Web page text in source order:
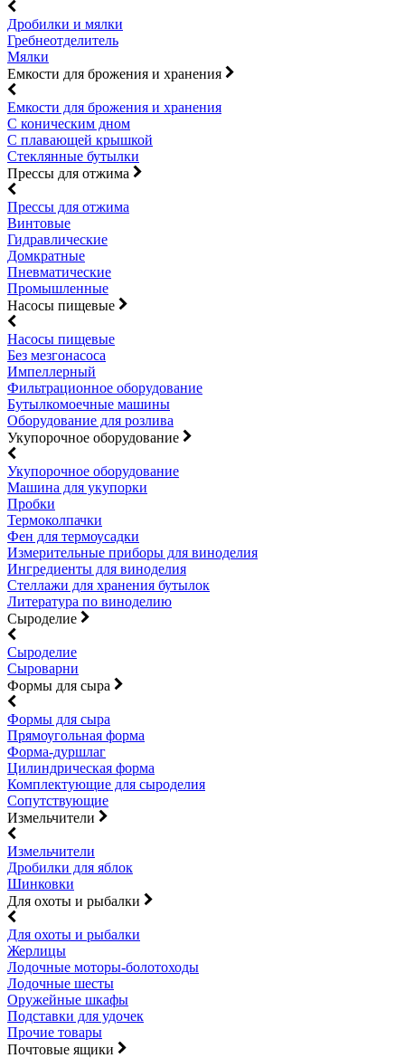
Дробилки и мялки
Гребнеотделитель
Мялки
Емкости для брожения и хранения
Емкости для брожения и хранения
С коническим дном
С плавающей крышкой
Стеклянные бутылки
Прессы для отжима
Прессы для отжима
Винтовые
Гидравлические
Домкратные
Пневматические
Промышленные
Насосы пищевые
Насосы пищевые
Без мезгонасоса
Импеллерный
Фильтрационное оборудование
Бутылкомоечные машины
Оборудование для розлива
Укупорочное оборудование
Укупорочное оборудование
Машина для укупорки
Пробки
Термоколпачки
Фен для термоусадки
Измерительные приборы для виноделия
Ингредиенты для виноделия
Стеллажи для хранения бутылок
Литература по виноделию
Сыроделие
Сыроделие
Сыроварни
Формы для сыра
Формы для сыра
Прямоугольная форма
Форма-дуршлаг
Цилиндрическая форма
Комплектующие для сыроделия
Сопутствующие
Измельчители
Измельчители
Дробилки для яблок
Шинковки
Для охоты и рыбалки
Для охоты и рыбалки
Жерлицы
Лодочные моторы-болотоходы
Лодочные шесты
Оружейные шкафы
Подставки для удочек
Прочие товары
Почтовые ящики